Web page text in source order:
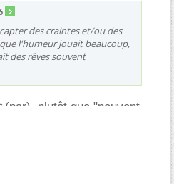
des craintes et/ou des
l'humeur jouait beaucoup,
des rêves souvent
(par), plutôt que "peuvent